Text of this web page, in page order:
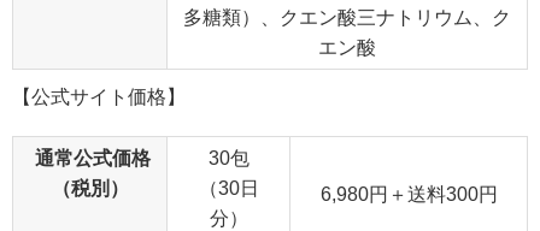
多糖類）、クエン酸三ナトリウム、ク
エン酸
【公式サイト価格】
通常公式価格
（税別）
30包
（30日
分）
6,980円＋送料300円